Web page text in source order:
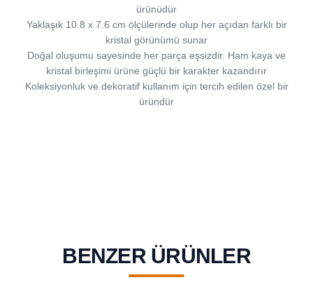
ürünüdür
Yaklaşık 10.8 x 7.6 cm ölçülerinde olup her açıdan farklı bir
kristal görünümü sunar
Doğal oluşumu sayesinde her parça eşsizdir. Ham kaya ve
kristal birleşimi ürüne güçlü bir karakter kazandırır
Koleksiyonluk ve dekoratif kullanım için tercih edilen özel bir
üründür
BENZER ÜRÜNLER